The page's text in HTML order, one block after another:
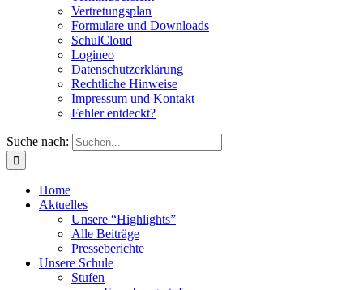
Vertretungsplan
Formulare und Downloads
SchulCloud
Logineo
Datenschutzerklärung
Rechtliche Hinweise
Impressum und Kontakt
Fehler entdeckt?
Suche nach:
Home
Aktuelles
Unsere “Highlights”
Alle Beiträge
Presseberichte
Unsere Schule
Stufen